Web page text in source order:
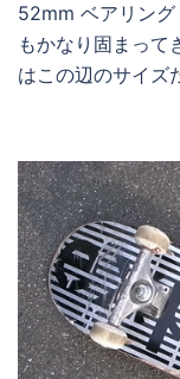
52mm ベアリング
もかなり固まって
はこの辺のサイズ